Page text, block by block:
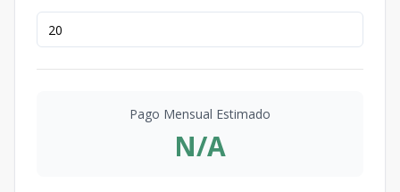
Pago Mensual Estimado
N/A